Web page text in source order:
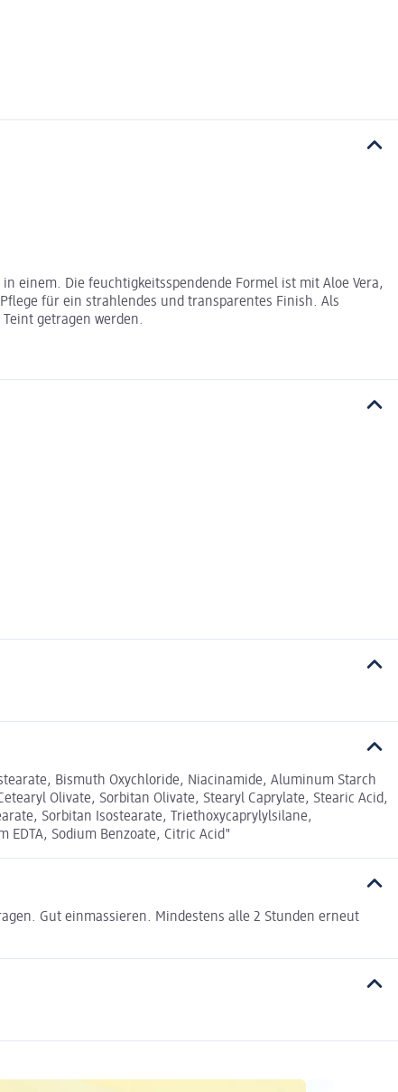
einem. Die feuchtigkeitsspendende Formel ist mit Aloe Vera,
für ein strahlendes und transparentes Finish. Als
getragen werden.
Bismuth Oxychloride, Niacinamide, Aluminum Starch
Olivate, Sorbitan Olivate, Stearyl Caprylate, Stearic Acid,
Sorbitan Isostearate, Triethoxycaprylylsilane,
Sodium Benzoate, Citric Acid"
Gut einmassieren. Mindestens alle 2 Stunden erneut